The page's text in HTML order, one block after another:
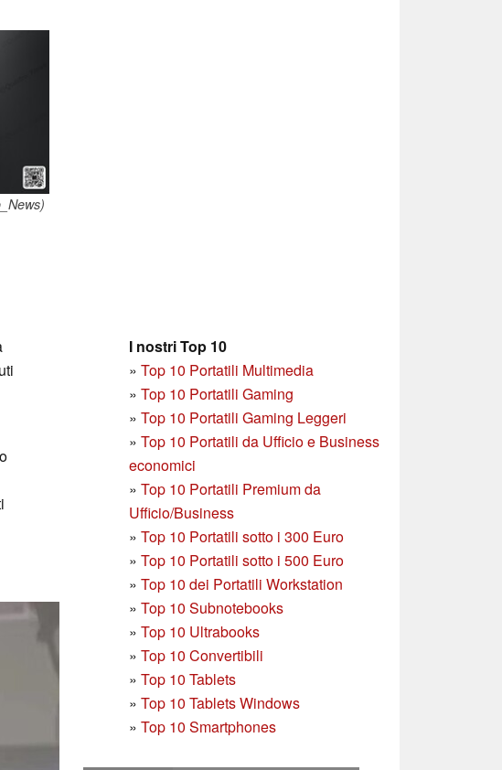
I nostri Top 10
» Top 10 Portatili Multimedia
» Top 10 Portatili Gaming
» Top 10 Portatili Gaming Leggeri
» Top 10 Portatili da Ufficio e Business
economici
» Top 10 Portatili Premium da
Ufficio/Business
» Top 10 Portatili sotto i 300 Euro
» Top 10 Portatili sotto i 500 Euro
» Top 10 dei Portatili Workstation
» Top 10 Subnotebooks
» Top 10 Ultrabooks
» Top 10 Convertibili
» Top 10 Tablets
» Top 10 Tablets Windows
» Top 10 Smartphones